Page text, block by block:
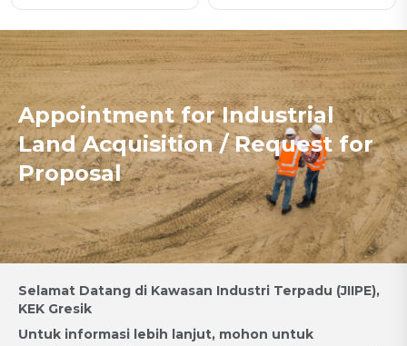
Appointment for Industrial
Land Acquisition / Request for
Proposal
Selamat Datang di Kawasan Industri Terpadu (JIIPE),
KEK Gresik
Untuk informasi lebih lanjut, mohon untuk